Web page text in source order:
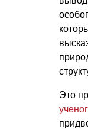
Это